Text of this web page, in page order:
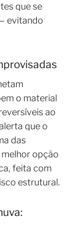
que se
evitando
o material
ao
que o
das
opção
feita com
estrutural.